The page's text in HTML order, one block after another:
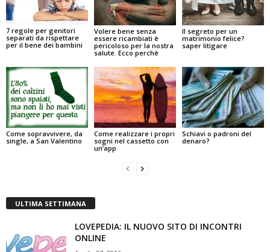
7 regole per genitori
separati da rispettare
per il bene dei bambini
Volere bene senza
essere ricambiati è
pericoloso per la nostra
salute. Ecco perchè
Il segreto per un
matrimonio felice?
saper litigare
Come sopravvivere, da
single, a San Valentino
Come realizzare i propri
sogni nel cassetto con
un’app
Schiavi o padroni del
denaro?
ULTIMA SETTIMANA
LOVEPEDIA: IL NUOVO SITO DI INCONTRI
ONLINE